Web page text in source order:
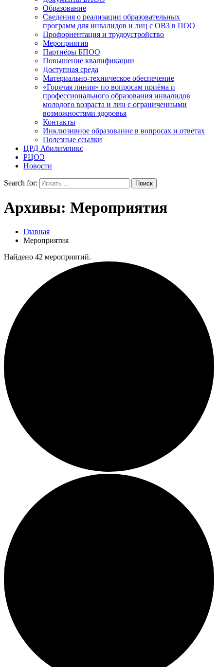
Образование
Сведения о реализации образовательных
программ для инвалидов и лиц с ОВЗ в ПОО
Профориентация и трудоустройство
Мероприятия
Партнёры БПОО
Повышение квалификации
Доступная среда
Материально-техническое обеспечение
«Горячая линия» по вопросам приёма и
профессионального образования инвалидов
молодого возраста и лиц с ограниченными
возможностями здоровья
Контакты
Инклюзивное образование в вопросах и ответах
Полезные ссылки
ЦРД Абилимпикс
РЦОЭ
Новости
Search for:
Архивы: Мероприятия
Главная
Мероприятия
Найдено 42 мероприятий.